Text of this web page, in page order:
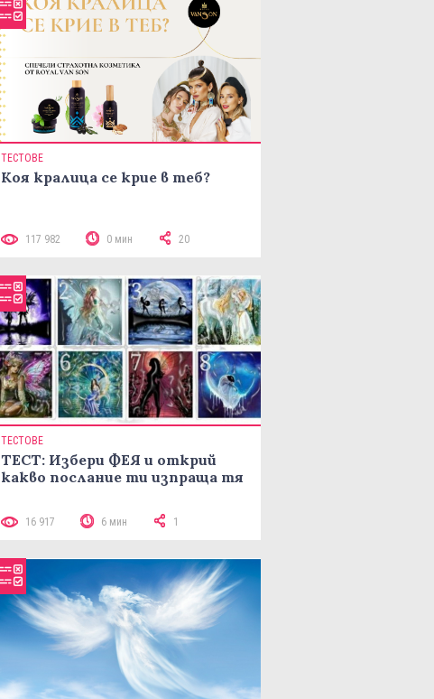
ТЕСТОВЕ
Коя кралица се крие в теб?
117 982 0 мин 20
ТЕСТОВЕ
ТЕСТ: Избери ФЕЯ и открий
какво послание ти изпраща тя
16 917 6 мин 1